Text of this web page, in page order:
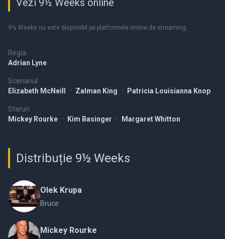
Regia
Adrian Lyne
Scenariul
Elizabeth McNeill
• Zalman King • Patricia Louisianna Knop
Staruri
Mickey Rourke • Kim Basinger • Margaret Whitton
Vezi 9½ Weeks online
9½ Weeks nu este disponibil pe platformele online de streaming.
Distribuție 9½ Weeks
Olek Krupa
Bruce
Mickey Rourke